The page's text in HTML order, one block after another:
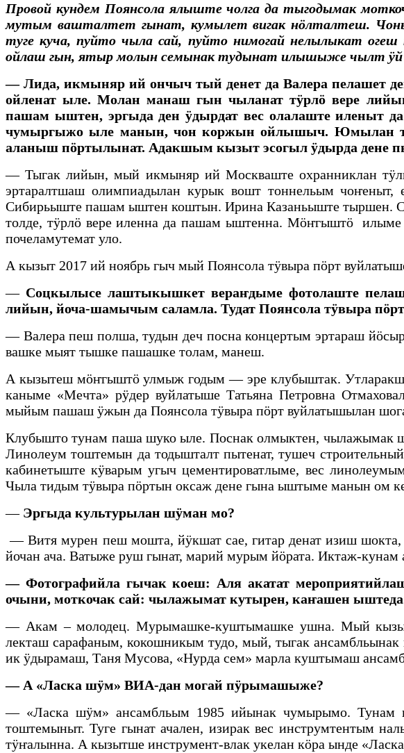
Провой кундем Поянсола ялыште чолга да тыгодымак
мутым вашталтет гынат, кумылет вигак нӧлталтеш.
туге куча, пуйто чыла сай, пуйто нимогай нелылыкат
ойлаш гын, ятыр молын семынак тудынат илышыже чылт ӱй
— Лида, икмыняр ий ончыч тый денет да Валера пелашет
ойленат ыле. Молан манаш гын чыланат тӱрлӧ вере
пашам ыштен, эргыда ден ӱдырдат вес олалаште
чумыргыжо ыле манын, чон коржын ойлышыч. Юмылан
аланыш пӧртылынат. Адакшым кызыт эсогыл ӱдырда дене
— Тыгак лийын, мый икмыняр ий Москваште охранниклан
эртаралтшаш олимпиадылан курык вошт тоннельым
Сибирьыште пашам ыштен коштын. Ирина Казаньыште тыршен.
толде, тӱрлӧ вере иленна да пашам ыштенна. Мӧҥгыштӧ
почеламутемат уло.
А кызыт 2017 ий ноябрь гыч мый Поянсола тӱвыра пӧрт
— Соцкылысе лаштыкышкет вераҥдыме фотолаште
лийын, йоча-шамычым саламла. Тудат Поянсола тӱвыра
— Валера пеш полша, тудын деч посна концертым эртараш
вашке мыят тышке пашашке толам, манеш.
А кызытеш мӧҥгыштӧ улмыж годым — эре клубыштак.
каныме «Мечта» рӱдер вуйлатыше Татьяна Петровна
мыйым пашаш ӱжын да Поянсола тӱвыра пӧрт вуйлатышылан
Клубышто тунам паша шуко ыле. Поснак олмыктен, чылажымак
Линолеум тоштемын да тодышталт пытенат, тушеч
кабинетыште кӱварым угыч цементироватлыме, вес
Чыла тидым тӱвыра пӧртын оксаж дене гына ыштыме манын ом
— Эргыда культурылан шӱман мо?
— Витя мурен пеш мошта, йӱкшат сае, гитар денат изиш
йочан ача. Ватыже руш гынат, марий мурым йӧрата. Иктаж-
— Фотографийла гычак коеш: Аля акатат
очыни, моткочак сай: чылажымат кутырен, каҥашен
— Акам – молодец. Мурымашке-куштымашке ушна. Мый
лекташ сарафаным, кокошникым тудо, мый, тыгак
ик ӱдырамаш, Таня Мусова, «Нурда сем» марла куштымаш
— А «Ласка шӱм» ВИА-дан могай пӱрымашыже?
— «Ласка шӱм» ансамбльым 1985 ийынак чумырымо. Тунам
тоштемыныт. Туге гынат ачален, изирак вес инструмтентым
тӱҥалынна. А кызытше инструмент-влак укелан кӧра ынде